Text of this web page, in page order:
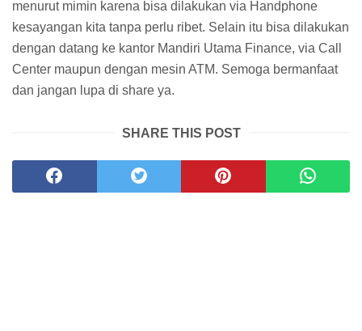
menurut mimin karena bisa dilakukan via Handphone
kesayangan kita tanpa perlu ribet. Selain itu bisa dilakukan
dengan datang ke kantor Mandiri Utama Finance, via Call
Center maupun dengan mesin ATM. Semoga bermanfaat
dan jangan lupa di share ya.
SHARE THIS POST